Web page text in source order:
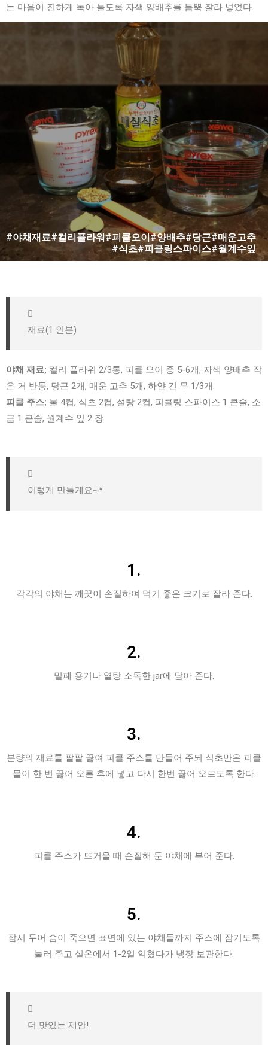
는 마음이 진하게 녹아 들도록 자색 양배추를 듬뿍 잘라 넣었다.
#야채재료#컬리플라워#피클오이#양배추#당근#매운고추
#식초#피클링스파이스#월계수잎
재료(1 인분)
야채 재료; 컬리 플라워 2/3통, 피클 오이 중 5-6개, 자색 양배추 작
은 거 반통, 당근 2개, 매운 고추 5개, 하얀 긴 무 1/3개.
피클 주스; 물 4컵, 식초 2컵, 설탕 2컵, 피클링 스파이스 1 큰술, 소
금 1 큰술, 월계수 잎 2 장.
이렇게 만들게요~*
1.
각각의 야채는 깨끗이 손질하여 먹기 좋은 크기로 잘라 준다.
2.
밀폐 용기나 열탕 소독한 jar에 담아 준다.
3.
분량의 재료를 팔팔 끓여 피클 주스를 만들어 주되 식초만은 피클
물이 한 번 끓어 오른 후에 넣고 다시 한번 끓어 오르도록 한다.
4.
피클 주스가 뜨거울 때 손질해 둔 야채에 부어 준다.
5.
잠시 두어 숨이 죽으면 표면에 있는 야채들까지 주스에 잠기도록
눌러 주고 실온에서 1-2일 익혔다가 냉장 보관한다.
더 맛있는 제안!